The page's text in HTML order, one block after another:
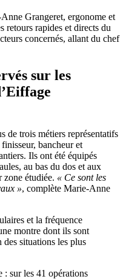
Grangeret, ergonome et
retours rapides et directs du
concernés, allant du chef
sur les
de trois métiers représentatifs
bancheur et
Ils ont été équipés
au bas du dos et aux
zone étudiée. « Ce sont les
», complète Marie-Anne
et la fréquence
montre dont ils sont
situations les plus
: sur les 41 opérations